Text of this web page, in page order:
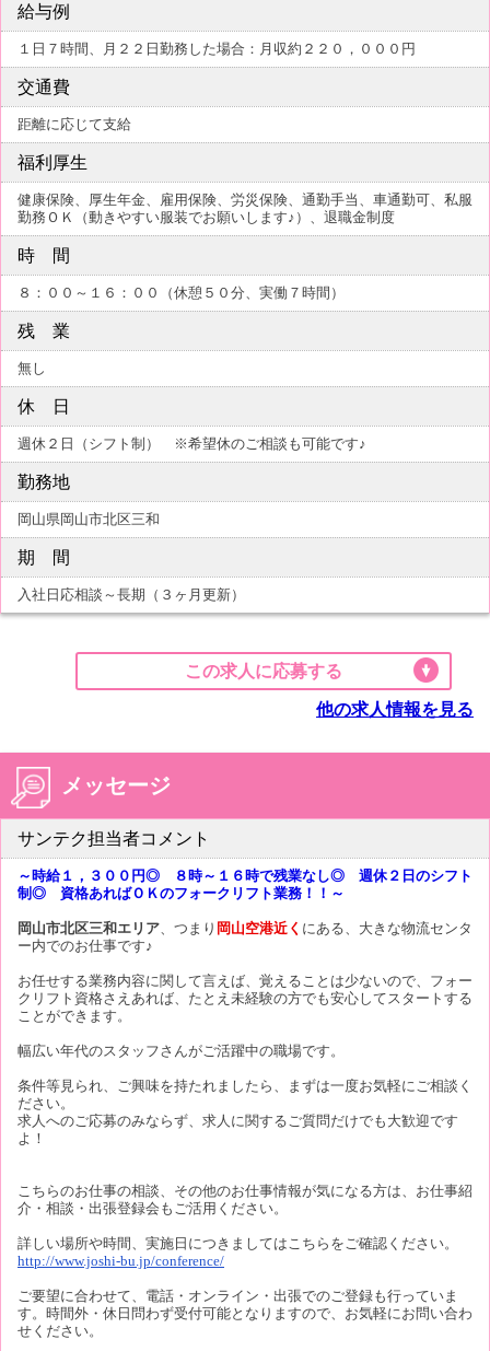
給与例
１日７時間、月２２日勤務した場合：月収約２２０，０００円
交通費
距離に応じて支給
福利厚生
健康保険、厚生年金、雇用保険、労災保険、通勤手当、車通勤可、私服
勤務ＯＫ（動きやすい服装でお願いします♪）、退職金制度
時 間
８：００～１６：００（休憩５０分、実働７時間）
残 業
無し
休 日
週休２日（シフト制） ※希望休のご相談も可能です♪
勤務地
岡山県岡山市北区三和
期 間
入社日応相談～長期（３ヶ月更新）
この求人に応募する
他の求人情報を見る
メッセージ
サンテク担当者コメント
～時給１，３００円◎ ８時～１６時で残業なし◎ 週休２日のシフト
制◎ 資格あればＯＫのフォークリフト業務！！～
岡山市北区三和エリア 、つまり 岡山空港近く にある、大きな物流センタ
ー内でのお仕事です♪
お任せする業務内容に関して言えば、覚えることは少ないので、フォー
クリフト資格さえあれば、たとえ未経験の方でも安心してスタートする
ことができます。
幅広い年代のスタッフさんがご活躍中の職場です。
条件等見られ、ご興味を持たれましたら、まずは一度お気軽にご相談く
ださい。
求人へのご応募のみならず、求人に関するご質問だけでも大歓迎です
よ！
こちらのお仕事の相談、その他のお仕事情報が気になる方は、お仕事紹
介・相談・出張登録会もご活用ください。
詳しい場所や時間、実施日につきましてはこちらをご確認ください。
http://www.joshi-bu.jp/conference/
ご要望に合わせて、電話・オンライン・出張でのご登録も行っていま
す。時間外・休日問わず受付可能となりますので、お気軽にお問い合わ
せください。